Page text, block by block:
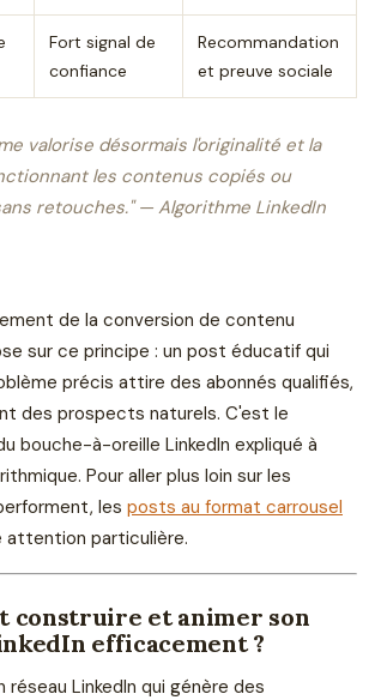
Fort signal de
confiance
Recommandation
et preuve sociale
valorise désormais l'originalité et la
les contenus copiés ou
retouches." — Algorithme LinkedIn
de la conversion de contenu
sur ce principe : un post éducatif qui
précis attire des abonnés qualifiés,
des prospects naturels. C'est le
bouche-à-oreille LinkedIn expliqué à
Pour aller plus loin sur les
les posts au format carrousel
attention particulière.
construire et animer son
efficacement ?
réseau LinkedIn qui génère des